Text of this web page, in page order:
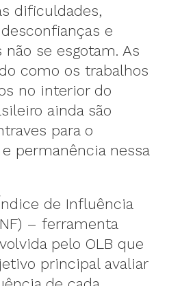
dificuldades,
e
não se esgotam. As
como os trabalhos
no interior do
ainda são
para o
permanência nessa
de Influência
– ferramenta
pelo OLB que
principal avaliar